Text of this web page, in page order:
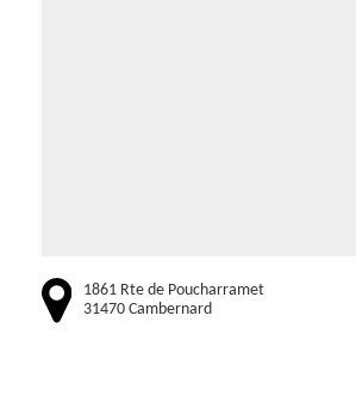
1861 Rte de Poucharramet
31470 Cambernard